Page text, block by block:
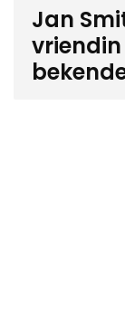
Jan
vriendin